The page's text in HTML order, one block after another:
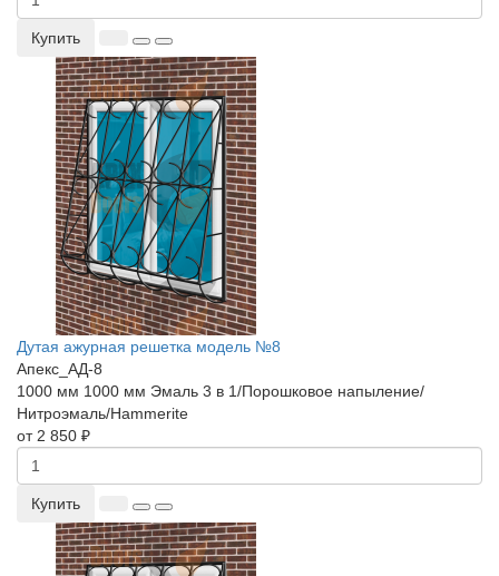
Купить
Дутая ажурная решетка модель №8
Апекс_АД-8
1000 мм 1000 мм Эмаль 3 в 1/Порошковое напыление/
Нитроэмаль/Hammerite
от 2 850 ₽
Купить